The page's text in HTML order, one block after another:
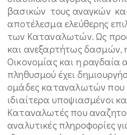
βασικών τους αναγκών
αποτέλεσμα ελεύθερης
των Καταναλωτών. Ως
και ανεξαρτήτως δασμών,
Οικονομίας και η ραγδαία
πληθυσμού έχει
ομάδες καταναλωτών που
ιδιαίτερα υποψιασμένοι
Καταναλωτές που
αναλυτικές πληροφορίες